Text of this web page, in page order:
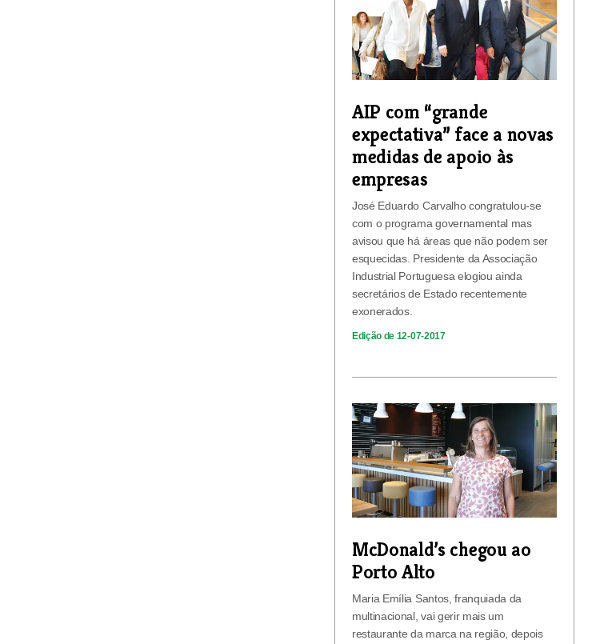
AIP com “grande
expectativa” face a novas
medidas de apoio às
empresas
José Eduardo Carvalho congratulou-se
com o programa governamental mas
avisou que há áreas que não podem ser
esquecidas. Presidente da Associação
Industrial Portuguesa elogiou ainda
secretários de Estado recentemente
exonerados.
Edição de 12-07-2017
McDonald’s chegou ao
Porto Alto
Maria Emília Santos, franquiada da
multinacional, vai gerir mais um
restaurante da marca na região, depois